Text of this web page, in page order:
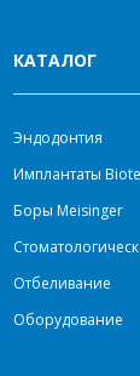
КАТАЛОГ
Эндодонтия
Имплантаты
Боры Meisinger
Отбеливание
Оборудование